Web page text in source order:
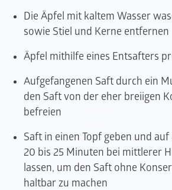
Die Äpfel mit kaltem Wasser
sowie Stiel und Kerne entfernen
Äpfel mithilfe eines Entsafters
Aufgefangenen Saft durch ein
den Saft von der eher breiigen
befreien
Saft in einen Topf geben und
20 bis 25 Minuten bei mittlerer
lassen, um den Saft ohne
haltbar zu machen